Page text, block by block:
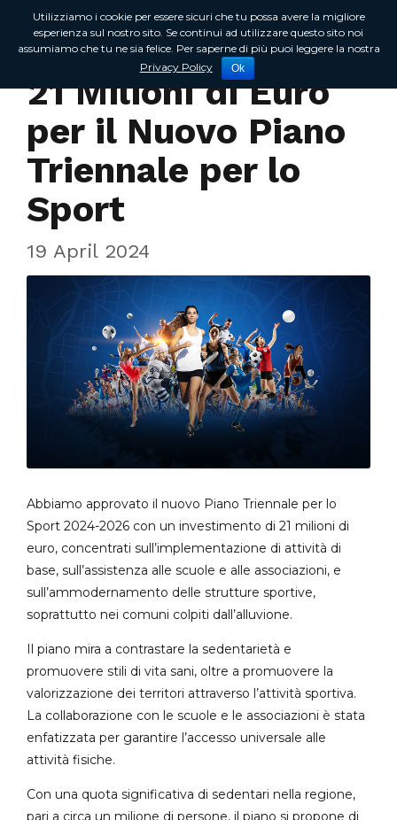
In Regione
21 Milioni di Euro
per il Nuovo Piano
Triennale per lo
Sport
19 April 2024
Abbiamo approvato il nuovo Piano Triennale per lo
Sport 2024-2026 con un investimento di 21 milioni di
euro, concentrati sull’implementazione di attività di
base, sull’assistenza alle scuole e alle associazioni, e
sull’ammodernamento delle strutture sportive,
soprattutto nei comuni colpiti dall’alluvione.
Il piano mira a contrastare la sedentarietà e
promuovere stili di vita sani, oltre a promuovere la
valorizzazione dei territori attraverso l’attività sportiva.
La collaborazione con le scuole e le associazioni è stata
enfatizzata per garantire l’accesso universale alle
attività fisiche.
Con una quota significativa di sedentari nella regione,
pari a circa un milione di persone, il piano si propone di
Utilizziamo i cookie per essere sicuri che tu possa avere la migliore
esperienza sul nostro sito. Se continui ad utilizzare questo sito noi
assumiamo che tu ne sia felice. Per saperne di più puoi leggere la nostra
Privacy Policy
Ok